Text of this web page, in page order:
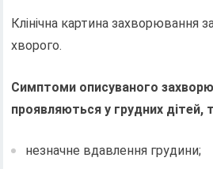
Клінічна картина захворювання
хворого.
Симптоми описуваного
проявляються у грудних дітей,
незначне вдавлення грудини;